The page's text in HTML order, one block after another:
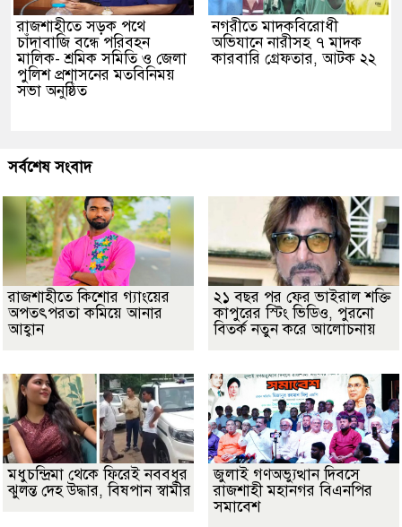
রাজশাহীতে সড়ক পথে
চাঁদাবাজি বন্ধে পরিবহন
মালিক- শ্রমিক সমিতি ও জেলা
পুলিশ প্রশাসনের মতবিনিময়
সভা অনুষ্ঠিত
নগরীতে মাদকবিরোধী
অভিযানে নারীসহ ৭ মাদক
কারবারি গ্রেফতার, আটক ২২
সর্বশেষ সংবাদ
রাজশাহীতে কিশোর গ্যাংয়ের
অপতৎপরতা কমিয়ে আনার
আহ্বান
২১ বছর পর ফের ভাইরাল শক্তি
কাপুরের স্টিং ভিডিও, পুরনো
বিতর্ক নতুন করে আলোচনায়
মধুচন্দ্রিমা থেকে ফিরেই নববধূর
ঝুলন্ত দেহ উদ্ধার, বিষপান স্বামীর
জুলাই গণঅভ্যুত্থান দিবসে
রাজশাহী মহানগর বিএনপির
সমাবেশ